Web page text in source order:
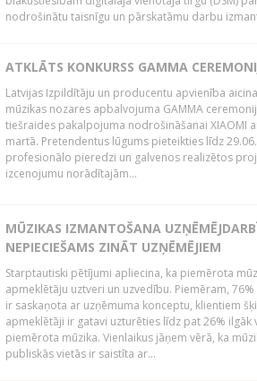
nodrošinātu taisnīgu un pārskatāmu darbu
ATKLĀTS KONKURSS GAMMA
Latvijas Izpildītāju un producentu apvienība
mūzikas nozares apbalvojuma GAMMA
tiešraides pakalpojuma nodrošināšanai XIAOMI
martā. Pretendentus lūgums pieteikties līdz
profesionālo pieredzi un galvenos realizētos
izcenojumu norādītajām...
MŪZIKAS IZMANTOŠANA
NEPIECIEŠAMS ZINĀT UZŅĒMĒJIEM
Starptautiski pētījumi apliecina, ka piemērota
apmeklētāju uztveri un uzvedību. Piemēram,
ir saskaņota ar uzņēmuma konceptu, klientiem
apmeklētāji ir gatavi uzturēties līdz pat 26% ilgāk
piemērota mūzika. Vienlaikus jāņem vērā, ka
publiskās vietās ir saistīta ar...